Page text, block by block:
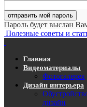
Пароль будет выслан
Полезные советы и
Главная
Видеоматериалы
Фотогалерея
Дизайн интерьера
дизайн